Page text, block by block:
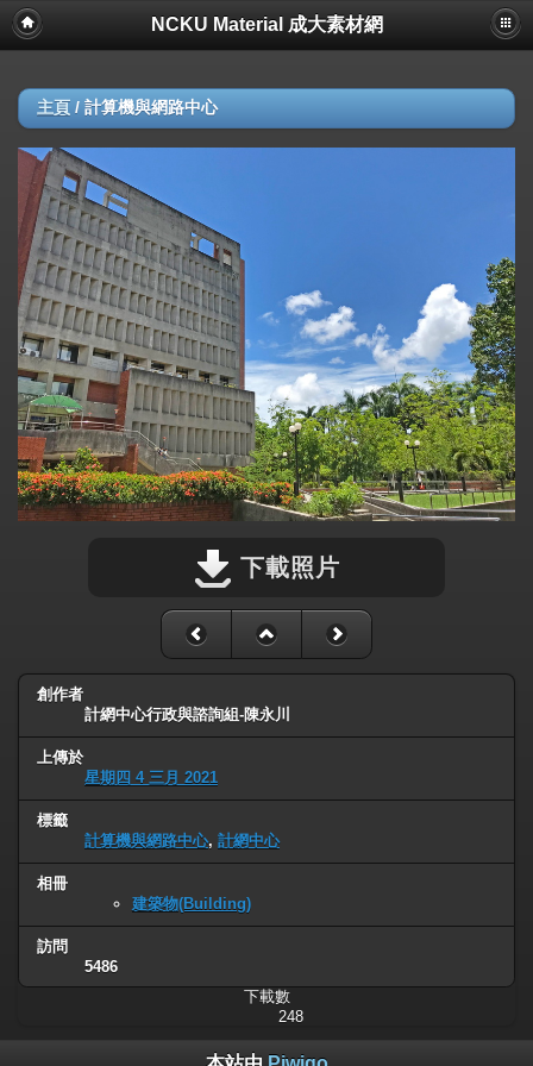
NCKU Material 成大素材網
主頁 / 計算機與網路中心
下載照片
創作者
計網中心行政與諮詢組-陳永川
上傳於
星期四 4 三月 2021
標籤
計算機與網路中心, 計網中心
相冊
建築物(Building)
訪問
5486
下載數
248